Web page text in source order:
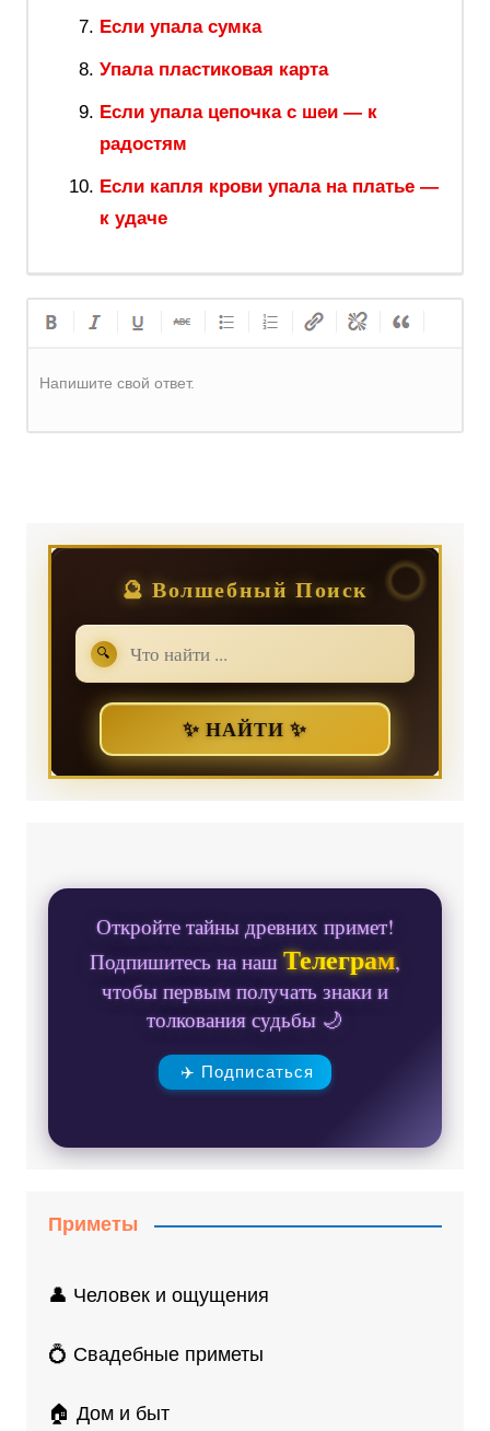
Если упала сумка
Упала пластиковая карта
Если упала цепочка с шеи — к
радостям
Если капля крови упала на платье —
к удаче
Напишите свой ответ.
🔮 Волшебный Поиск
🔍
✨ НАЙТИ ✨
Откройте тайны древних примет!
Подпишитесь на нашТелеграм,
чтобы первым получать знаки и
толкования судьбы 🌙
✈️ Подписаться
Приметы
👤 Человек и ощущения
💍 Свадебные приметы
🏠 Дом и быт